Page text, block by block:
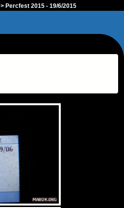
> Percfest 2015 - 19/6/2015